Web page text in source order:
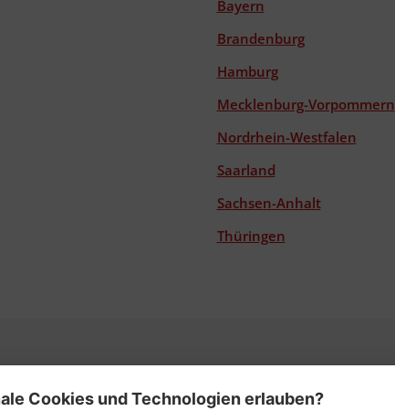
Bayern
Brandenburg
Hamburg
Mecklenburg-Vorpommern
Nordrhein-Westfalen
Saarland
Sachsen-Anhalt
Thüringen